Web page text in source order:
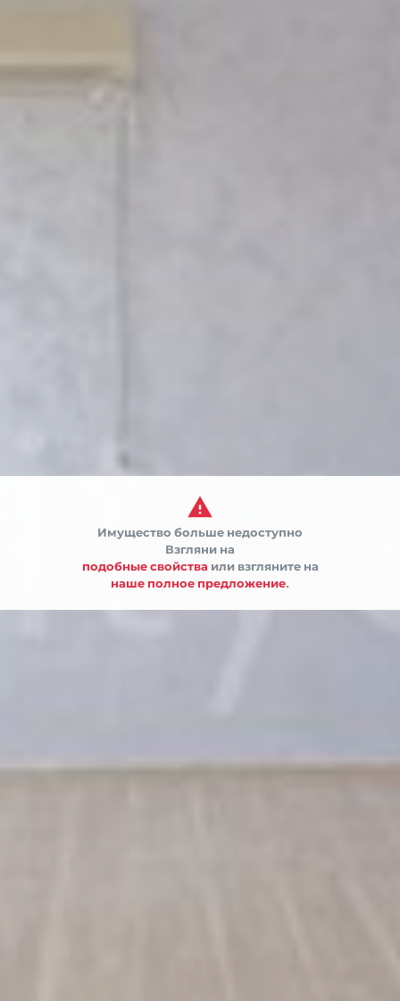

Имущество больше недоступно
Взгляни на
подобные свойства или взгляните на
наше полное предложение.